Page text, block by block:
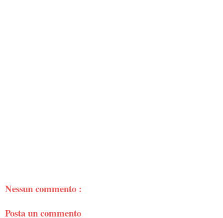
Nessun commento :
Posta un commento